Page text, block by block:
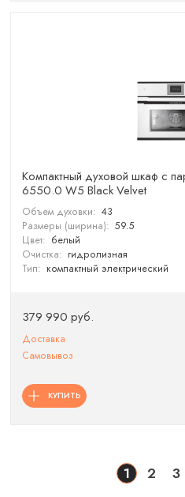
Компактный духовой шкаф с
6550.0 W5 Black Velvet
Объем духовки: 43
Размеры (ширина): 59.5
Цвет: белый
Очистка: гидролизная
Тип: компактный электрический
379 990 руб.
Доставка
Самовывоз
КУПИТЬ
1 2 3